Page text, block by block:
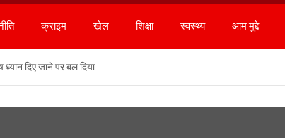
क्राइम खेल शिक्षा स्वस्थ्य आम मुद्दे
दिए जाने पर बल दिया